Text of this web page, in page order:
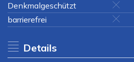
Denkmalgeschützt
barrierefrei
Details